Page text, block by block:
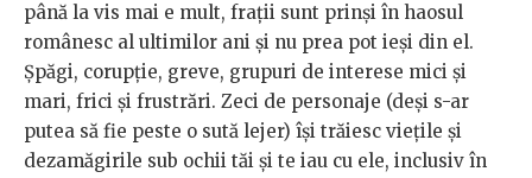
până la vis mai e mult, frații sunt prinși în haosul
românesc al ultimilor ani și nu prea pot ieși din el.
Șpăgi, corupție, greve, grupuri de interese mici și
mari, frici și frustrări. Zeci de personaje (deși s-ar
putea să fie peste o sută lejer) își trăiesc viețile și
dezamăgirile sub ochii tăi și te iau cu ele, inclusiv în